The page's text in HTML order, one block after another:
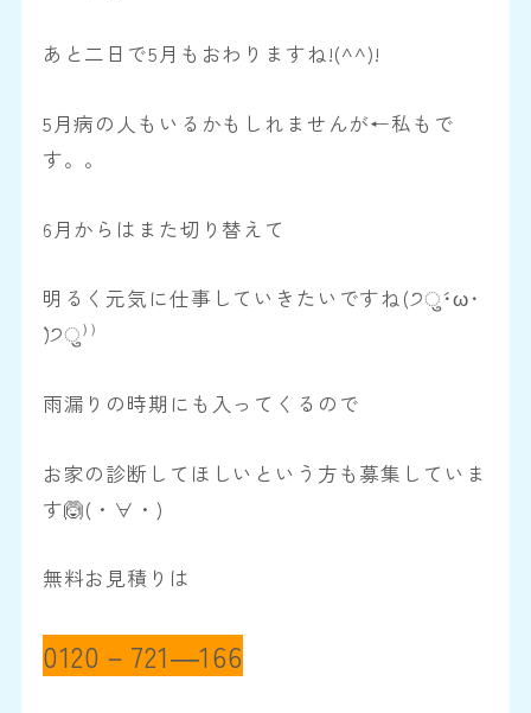
あと二日で5月もおわりますね!(^^)!
5月病の人もいるかもしれませんが←私もで
す。。
6月からはまた切り替えて
明るく元気に仕事していきたいですね(੭ु´･ω･
`)੭ु⁾⁾
雨漏りの時期にも入ってくるので
お家の診断してほしいという方も募集していま
す🙆(・∀・)
無料お見積りは
0120－721―166